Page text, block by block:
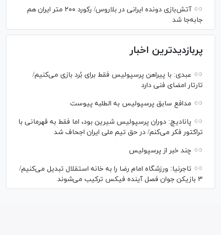
آتش‌بازی دونده ایرانی در بلاروس/ رکورد ۲۰۰ متر ایران هم
جابه‌جا شد
پربازدیدترین اخبار
عبدی: با پیراهن پرسپولیس فقط برای بُرد بازی می‌کنیم/
تارتار امضای فنی دارد
مدافع سابق پرسپولیس به الطلبه پیوست
پانادیچ: دوران پرسپولیس شیرین بود، اما فقط به قهرمانی با
تراکتور فکر می‌کنم/ در حق تیم ملی ایران اجحاف شد
چند خبر از پرسپولیس
تاجرنیا: ورزشگاه امام رضا را به خانه استقلال تبدیل می‌کنیم/
۳ بازیکن جوان فصل آینده فیکس ترکیب می‌شوند